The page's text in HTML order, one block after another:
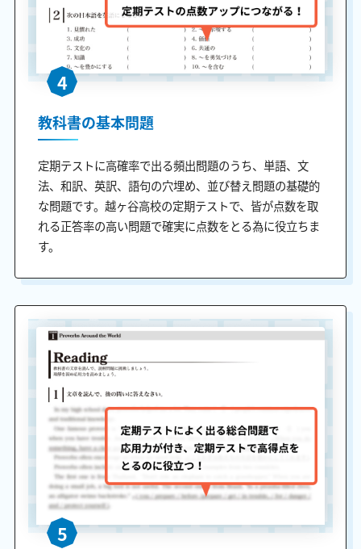
4
教科書の基本問題
定期テストに高確率で出る頻出問題のうち、単語、文
法、和訳、英訳、語句の穴埋め、並び替え問題の基礎的
な問題です。越ヶ谷高校の定期テストで、皆が点数を取
れる正答率の高い問題で確実に点数をとる為に役立ちま
す。
5